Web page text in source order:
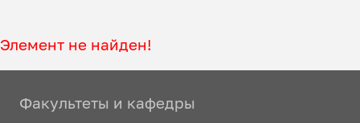
Элемент не найден!
Факультеты и кафедры